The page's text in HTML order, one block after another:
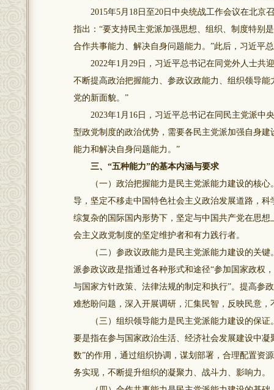
2015年5月18日至20日中央统战工作会议在北京
指出：“要支持民主党派加强思想、组织、制度特别
合作共事能力、解决自身问题能力。”此后，习近平
2022年1月29日，习近平总书记在同党外人士共
不断提高政治把握能力、参政议政能力、组织领导
党的新面貌。”
2023年1月16日，习近平总书记在同民主党派中
型政党制度的政治优势，需要各民主党派加强自身
能力和解决自身问题能力。”
三、“五种能力”的基本内涵与要求
（一）政治把握能力是民主党派能力建设的核心
导，坚定不移走中国特色社会主义政治发展道路，
综复杂的国际国内形势下，坚定与中国共产党在思
会主义政党制度的坚定维护者和有力践行者。
（二）参政议政能力是民主党派能力建设的关键
派参政议政是指通过各种形式和途径“参加国家政权
与国家方针政策、法律法规的制定和执行”。提高参
难愁盼问题，深入开展调研，汇集民智，反映民意
（三）组织领导能力是民主党派能力建设的保证
要是指在参与国家政治生活、经济社会发展建设中
数”的作用，通过组织协调，谋划部署，合理配置资
务实现，不断提升组织的凝聚力、战斗力、影响力。